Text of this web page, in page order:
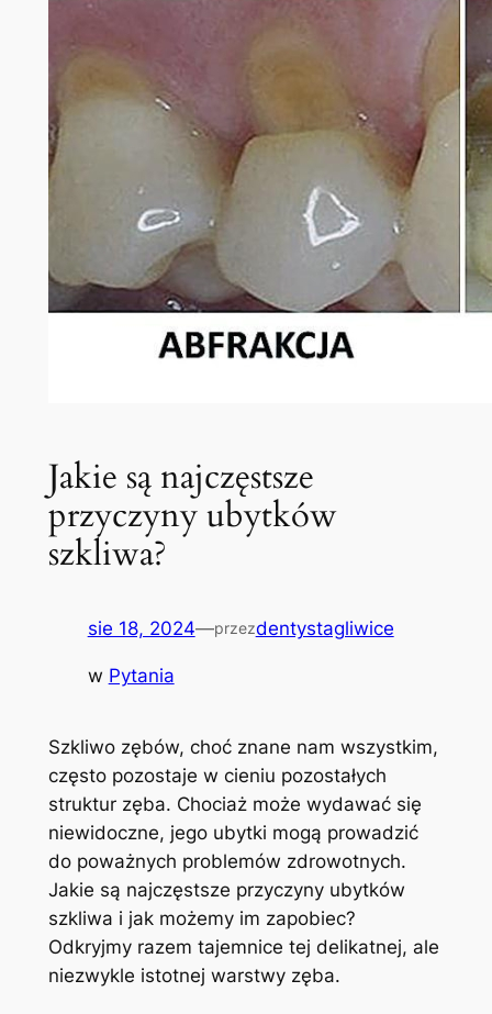
Jakie są najczęstsze
przyczyny ubytków
szkliwa?
sie 18, 2024—przezdentystagliwice
w Pytania
Szkliwo zębów, choć znane nam wszystkim,
często pozostaje w cieniu pozostałych
‌struktur ⁢zęba. ‍Chociaż może wydawać się
niewidoczne, jego ubytki mogą prowadzić
do poważnych problemów zdrowotnych.
Jakie są najczęstsze przyczyny ubytków
szkliwa i ​jak możemy‌ im zapobiec?
Odkryjmy razem tajemnice tej delikatnej, ale
niezwykle istotnej warstwy zęba.